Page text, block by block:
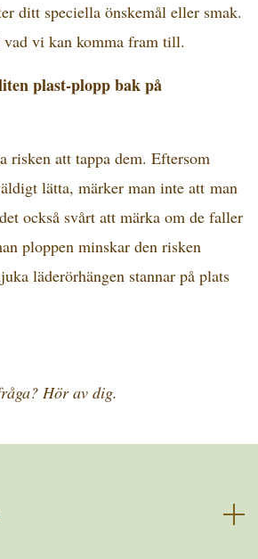
ditt speciella önskemål eller smak.
vi kan komma fram till.
plast-plopp bak på
risken att tappa dem. Eftersom
lätta, märker man inte att man
också svårt att märka om de faller
ploppen minskar den risken
läderörhängen stannar på plats
Hör av dig.